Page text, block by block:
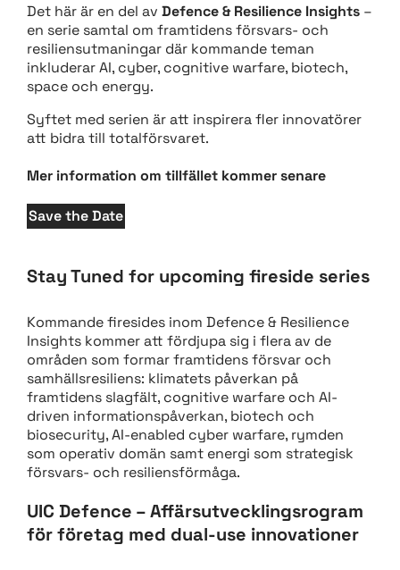
Det här är en del avDefence & Resilience Insights –
en serie samtal om framtidens försvars- och
resiliensutmaningar där kommande teman
inkluderar AI, cyber, cognitive warfare, biotech,
space och energy.
Syftet med serien är att inspirera fler innovatörer
att bidra till totalförsvaret.
Mer information om tillfället kommer senare
Save the Date
Stay Tuned for upcoming fireside series
Kommande firesides inom Defence & Resilience
Insights kommer att fördjupa sig i flera av de
områden som formar framtidens försvar och
samhällsresiliens: klimatets påverkan på
framtidens slagfält, cognitive warfare och AI-
driven informationspåverkan, biotech och
biosecurity, AI-enabled cyber warfare, rymden
som operativ domän samt energi som strategisk
försvars- och resiliensförmåga.
UIC Defence – Affärsutvecklingsrogram
för företag med dual-use innovationer